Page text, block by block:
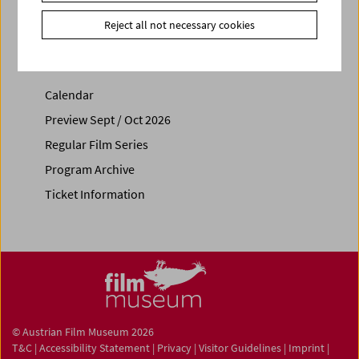
Calendar
Preview Sept / Oct 2026
Regular Film Series
Program Archive
Ticket Information
© Austrian Film Museum 2026
T&C | Accessibility Statement | Privacy | Visitor Guidelines | Imprint |
Reject all not necessary cookies